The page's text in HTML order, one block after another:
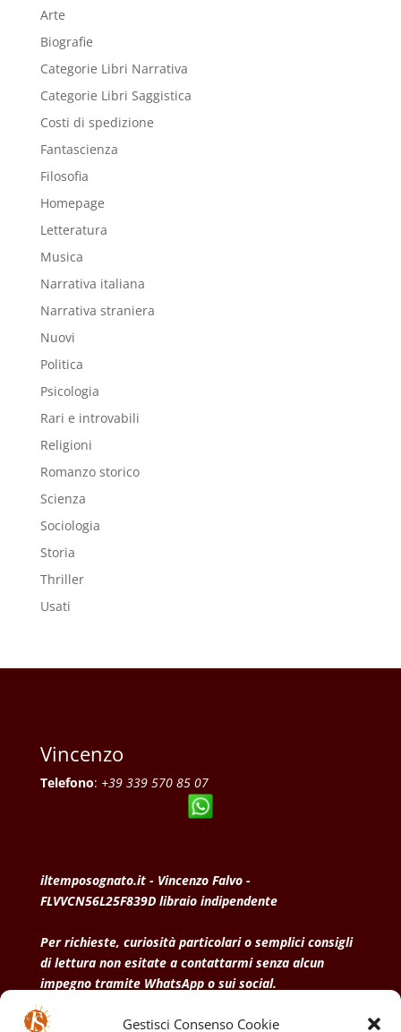
Gestisci Consenso Cookie
Arte
Biografie
Categorie Libri Narrativa
Categorie Libri Saggistica
Costi di spedizione
Fantascienza
Filosofia
Homepage
Letteratura
Musica
Narrativa italiana
Narrativa straniera
Nuovi
Politica
Psicologia
Rari e introvabili
Religioni
Romanzo storico
Scienza
Sociologia
Storia
Thriller
Usati
Vincenzo
Telefono: +39 339 570 85 07
iltemposognato.it - Vincenzo Falvo -
FLVVCN56L25F839D libraio indipendente
Per richieste, curiosità particolari o semplici consigli
di lettura non esitate a contattarmi senza alcun
impegno tramite WhatsApp o sui social.